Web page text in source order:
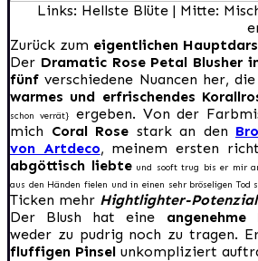
Links: Hellste Blüte | Mitte:
Zurück zum eigentlichen
Der Dramatic Rose Petal Blusher
fünfverschiedene Nuancen her,
warmes und erfrischendes
schon verrät}
ergeben. Von der
mich Coral Rose stark an den
von Artdeco, meinem ersten
abgöttisch liebte und sooft trug bis er mir
aus den Händen fielen und in einen sehr bröseligen Tod
Ticken mehr Hightlighter-Potenzial
Der Blush hat eine angenehme
weder zu pudrig noch zu tragen.
fluffigen Pinsel unkompliziert